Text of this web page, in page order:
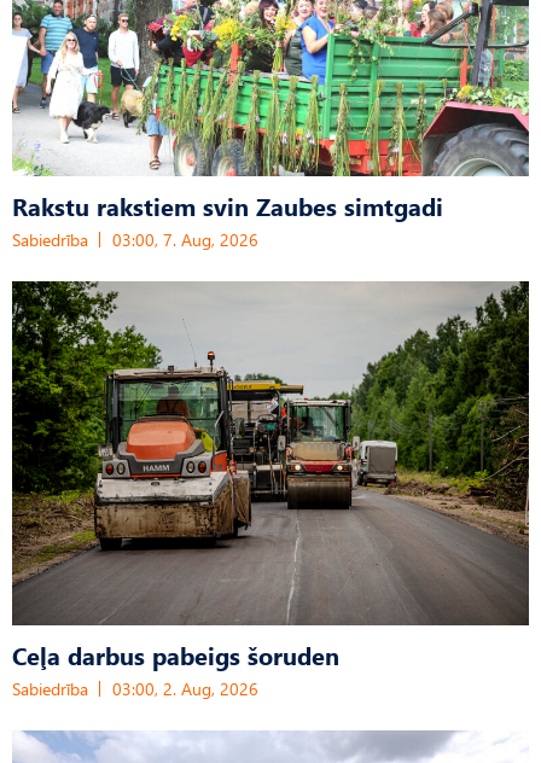
Rakstu rakstiem svin Zaubes simtgadi
Sabiedrība 03:00, 7. Aug, 2026
Ceļa darbus pabeigs šoruden
Sabiedrība 03:00, 2. Aug, 2026